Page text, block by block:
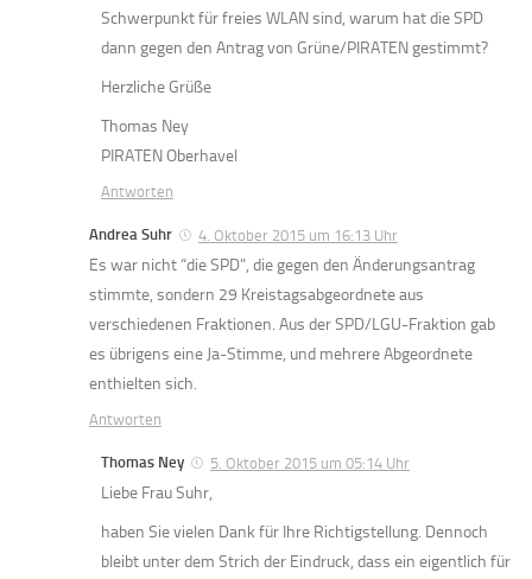
Schwerpunkt für freies WLAN sind, warum hat die SPD
dann gegen den Antrag von Grüne/PIRATEN gestimmt?
Herzliche Grüße
Thomas Ney
PIRATEN Oberhavel
Antworten
Andrea Suhr 4. Oktober 2015 um 16:13 Uhr
Es war nicht “die SPD”, die gegen den Änderungsantrag
stimmte, sondern 29 Kreistagsabgeordnete aus
verschiedenen Fraktionen. Aus der SPD/LGU-Fraktion gab
es übrigens eine Ja-Stimme, und mehrere Abgeordnete
enthielten sich.
Antworten
Thomas Ney 5. Oktober 2015 um 05:14 Uhr
Liebe Frau Suhr,
haben Sie vielen Dank für Ihre Richtigstellung. Dennoch
bleibt unter dem Strich der Eindruck, dass ein eigentlich für